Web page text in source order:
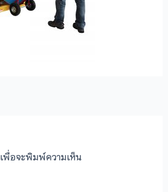
เพื่อจะพิมพ์ความเห็น